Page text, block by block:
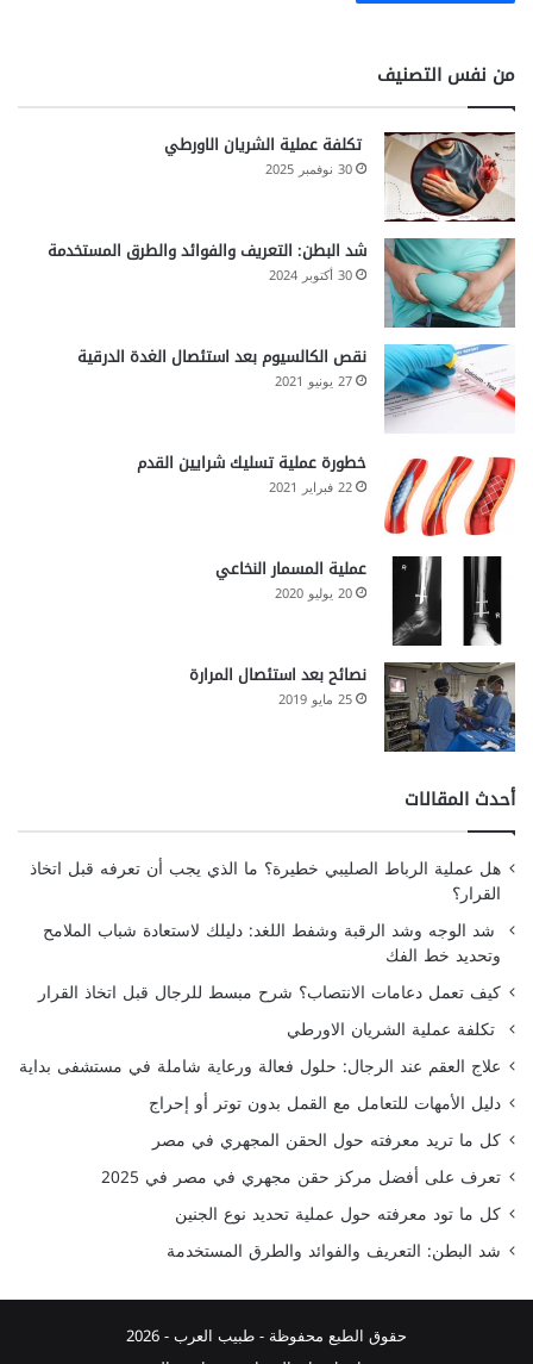
من نفس التصنيف
تكلفة عملية الشريان الاورطي
30 نوفمبر 2025
شد البطن: التعريف والفوائد والطرق المستخدمة
30 أكتوبر 2024
نقص الكالسيوم بعد استئصال الغدة الدرقية
27 يونيو 2021
خطورة عملية تسليك شرايين القدم
22 فبراير 2021
عملية المسمار النخاعي
20 يوليو 2020
نصائح بعد استئصال المرارة
25 مايو 2019
أحدث المقالات
هل عملية الرباط الصليبي خطيرة؟ ما الذي يجب أن تعرفه قبل اتخاذ
القرار؟
شد الوجه وشد الرقبة وشفط اللغد: دليلك لاستعادة شباب الملامح
وتحديد خط الفك
كيف تعمل دعامات الانتصاب؟ شرح مبسط للرجال قبل اتخاذ القرار
تكلفة عملية الشريان الاورطي
علاج العقم عند الرجال: حلول فعالة ورعاية شاملة في مستشفى بداية
دليل الأمهات للتعامل مع القمل بدون توتر أو إحراج
كل ما تريد معرفته حول الحقن المجهري في مصر
تعرف على أفضل مركز حقن مجهري في مصر في 2025
كل ما تود معرفته حول عملية تحديد نوع الجنين
شد البطن: التعريف والفوائد والطرق المستخدمة
حقوق الطبع محفوظة -طبيب العرب- 2026